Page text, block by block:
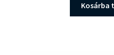
Kosárba